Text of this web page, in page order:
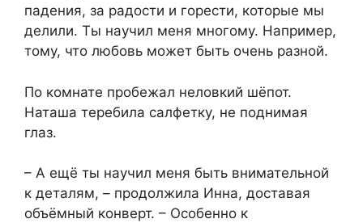
падения, за радости и горести, которые мы
делили. Ты научил меня многому. Например,
тому, что любовь может быть очень разной.
По комнате пробежал неловкий шёпот.
Наташа теребила салфетку, не поднимая
глаз.
– А ещё ты научил меня быть внимательной
к деталям, – продолжила Инна, доставая
объёмный конверт. – Особенно к